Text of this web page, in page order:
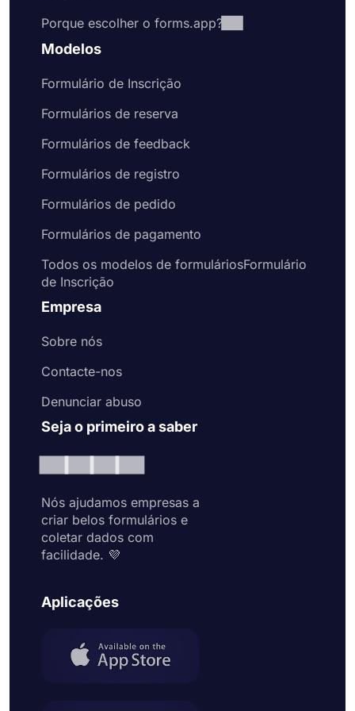
formulário de inscrição vêm com perguntas
comuns ou campos de formulário que você
provavelmente gostaria de incluir em seu
formulário. Naturalmente, isso economizará seu
tempo e o ajudará a criar formulários e pesquisas
melhores em menos tempo. Portanto, escolha um
criar formulários online profissionais hoje mesmo.
Porque escolher o forms.app?
Modelos
Formulário de Inscrição
Formulários de reserva
Formulários de feedback
Formulários de registro
Formulários de pedido
Formulários de pagamento
Todos os modelos de formuláriosFormulário
de Inscrição
Empresa
Sobre nós
Contacte-nos
Denunciar abuso
Seja o primeiro a saber
Nós ajudamos empresas a
criar belos formulários e
coletar dados com
facilidade. 💜
Aplicações